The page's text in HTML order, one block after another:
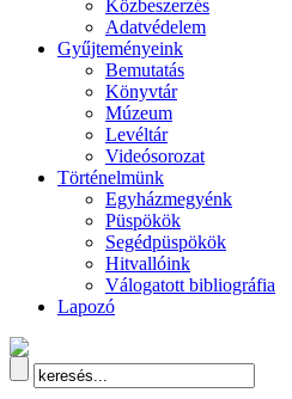
Közbeszerzés
Adatvédelem
Gyűjteményeink
Bemutatás
Könyvtár
Múzeum
Levéltár
Videósorozat
Történelmünk
Egyházmegyénk
Püspökök
Segédpüspökök
Hitvallóink
Válogatott bibliográfia
Lapozó